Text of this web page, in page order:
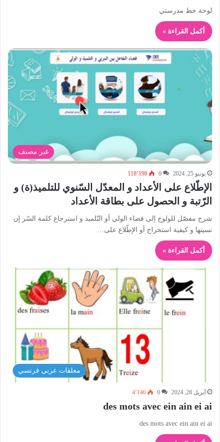
لوحة خط مدرستي
أكمل القراءة »
غير مصنف
يونيو 25, 2024 0 118٬198
الإطّلاع على الأعداد و المعدّل السّنوي للتلميذ(ة) و
الرّتبة و الحصول على بطاقة الأعداد
شرح مفصّل للولوج إلى فضاء الولي أو التّلميذ و استرجاع كلمة السّر إن
نسيتها و كيفية استخراج أو الإطّلاع على…
أكمل القراءة »
معلقات عربي فرنسي
أبريل 28, 2024 0 4٬146
des mots avec ein ain ei ai
des mots avec ein ain ei ai